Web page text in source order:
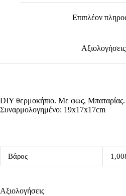
Επιπλέον
DIY θερμοκήπιο. Με φως,
Συναρμολογημένο: 19x17x17cm
Βάρος
Αξιολογήσεις